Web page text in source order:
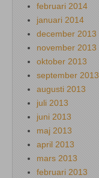
februari 2014
januari 2014
december 2013
november 2013
oktober 2013
september 2013
augusti 2013
juli 2013
juni 2013
maj 2013
april 2013
mars 2013
februari 2013